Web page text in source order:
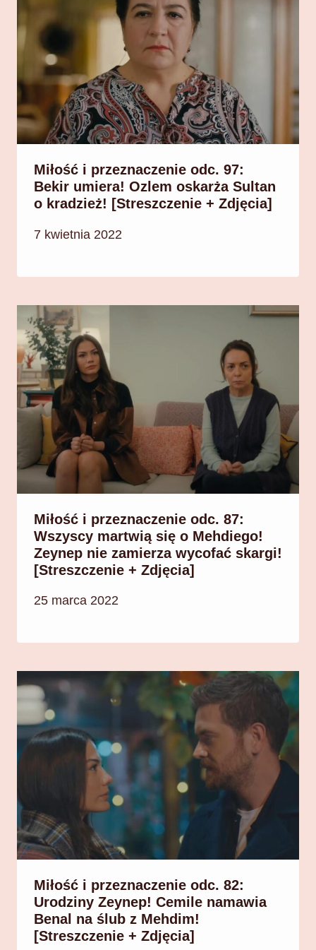
Miłość i przeznaczenie odc. 97:
Bekir umiera! Ozlem oskarża Sultan
o kradzież! [Streszczenie + Zdjęcia]
7 kwietnia 2022
Miłość i przeznaczenie odc. 87:
Wszyscy martwią się o Mehdiego!
Zeynep nie zamierza wycofać skargi!
[Streszczenie + Zdjęcia]
25 marca 2022
Miłość i przeznaczenie odc. 82:
Urodziny Zeynep! Cemile namawia
Benal na ślub z Mehdim!
[Streszczenie + Zdjęcia]